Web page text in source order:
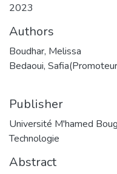
2023
Authors
Boudhar, Melissa
Bedaoui,
Publisher
Université M'hamed
Technologie
Abstract